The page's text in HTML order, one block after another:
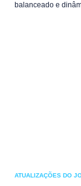
balanceado e
ATUALIZAÇÕES DO